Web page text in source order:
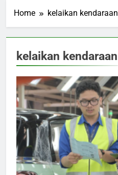
Home kelaikan kendaraan
kelaikan kendaraan